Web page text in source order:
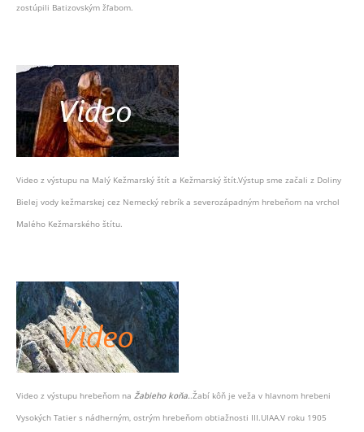
zostúpili Batizovským žľabom.
Video z výstupu na Malý Kežmarský štít a Kežmarský štít.Výstup sme začali z Doliny
Bielej vody kežmarskej cez Nemecký rebrík a severozápadným hrebeňom na vrchol
Malého Kežmarského štítu.
Video z výstupu hrebeňom na Žabieho koňa..Žabí kôň je veža v hlavnom hrebeni
Vysokých Tatier s nádherným, ostrým hrebeňom obtiažnosti III.UIAA.V roku 1905